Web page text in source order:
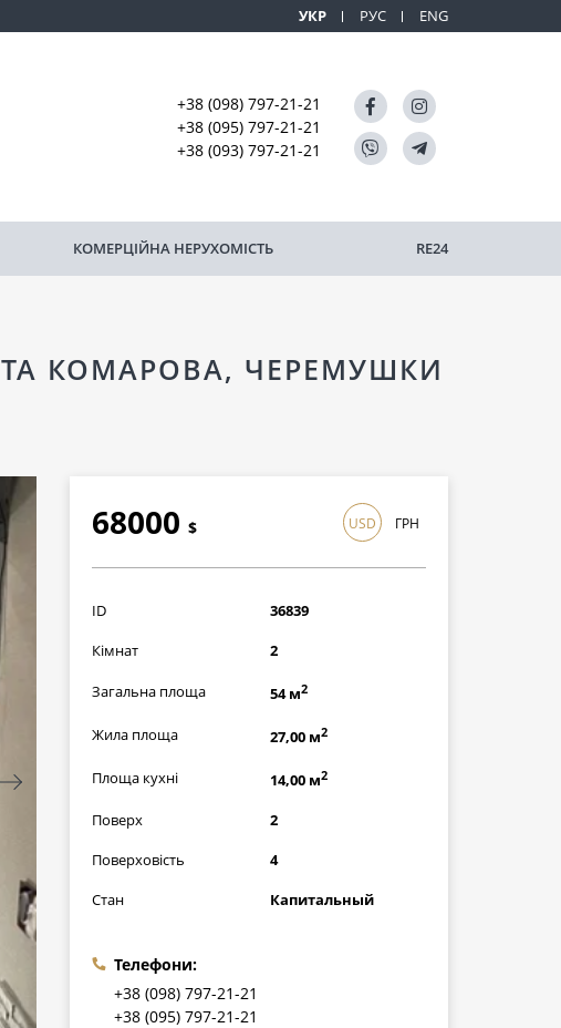
УКР РУС ENG
+38 (098) 797-21-21
+38 (095) 797-21-21
+38 (093) 797-21-21
КОМЕРЦІЙНА НЕРУХОМІСТЬ RE24
КОМАРОВА, ЧЕРЕМУШКИ
68000 $
1972000грн
USD ГРН
ID
36839
Кімнат
2
Загальна площа 54 м2
Жила площа 27,00 м2
Площа кухні 14,00 м2
Поверх
2
Поверховість
4
Стан
Капитальный
Телефони:
+38 (098) 797-21-21
+38 (095) 797-21-21